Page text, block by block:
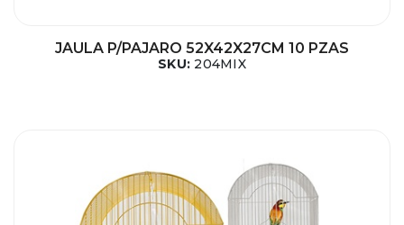
JAULA P/PAJARO 52X42X27CM 10 PZAS
SKU: 204MIX